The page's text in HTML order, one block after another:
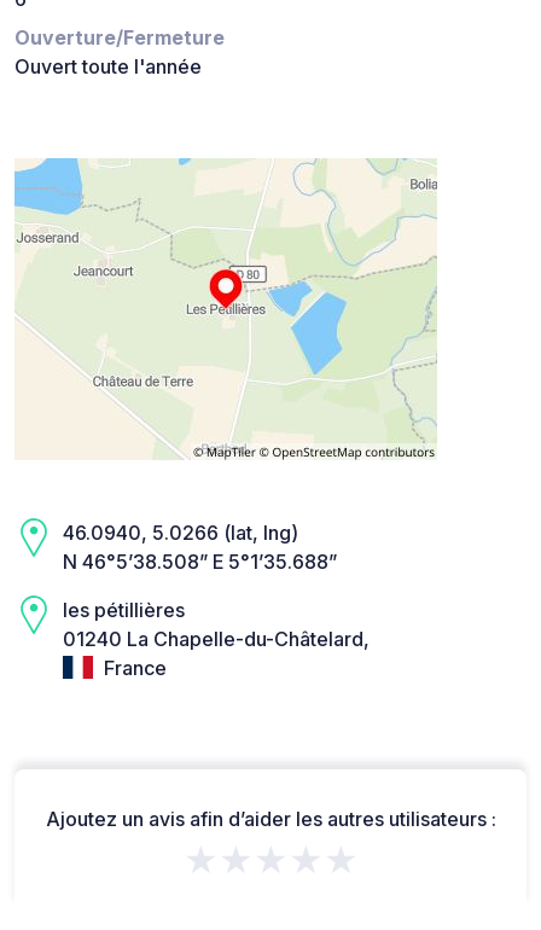
Ouverture/Fermeture
Ouvert toute l'année
46.0940, 5.0266 (lat, lng)
N 46°5’38.508” E 5°1’35.688”
les pétillières
01240 La Chapelle-du-Châtelard,
France
Ajoutez un avis afin d’aider les autres utilisateurs :
★★★★★